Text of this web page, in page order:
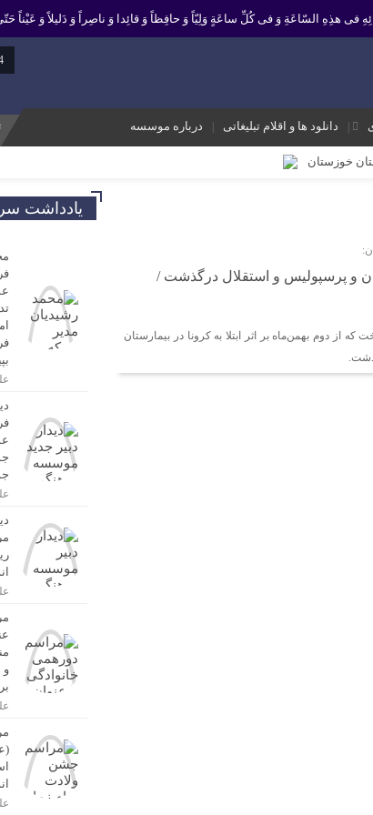
فی هذِهِ السّاعَةِ وَ فی کُلِّ ساعَةٍ وَلِیّاً وَ حافِظاً وَ قائِدا ‏وَ ناصِراً وَ دَلیلاً وَ عَیْناً
دانلود ها و اقلام تبلیغاتی درباره موسسه
خوزستان
نبوت در مسیر امامت است تا امت اسلامی با فروغ نور ولایت، راه عدالت
مردمی نغمه های عشق اندیمشک
کل ورزش و جوانان خوزستان
و هفته ی جوان در اندیمشک برگزار شد.
برگزار شد.
و پرسپولیس و استقلال درگذشت /
از دوم بهمن‌ماه بر اثر ابتلا به کرونا در بیمارستان
یادداشت
و